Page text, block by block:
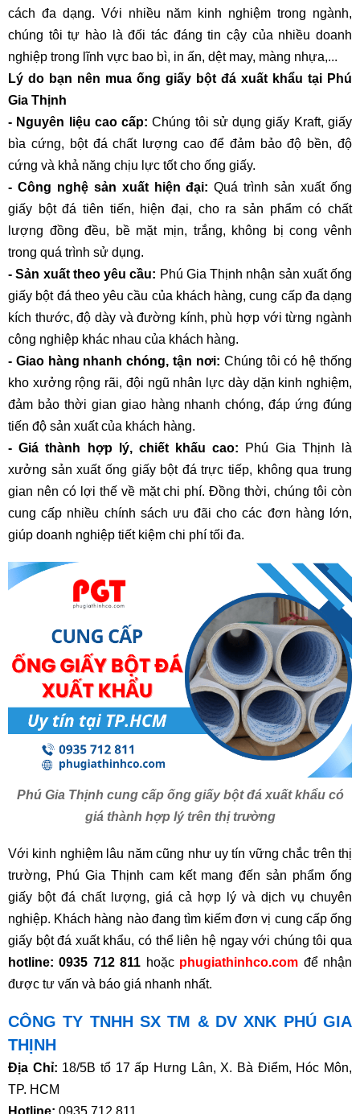
cách đa dạng. Với nhiều năm kinh nghiệm trong ngành,
chúng tôi tự hào là đối tác đáng tin cậy của nhiều doanh
nghiệp trong lĩnh vực bao bì, in ấn, dệt may, màng nhựa,...
Lý do bạn nên mua ống giấy bột đá xuất khẩu tại Phú
Gia Thịnh
- Nguyên liệu cao cấp: Chúng tôi sử dụng giấy Kraft, giấy
bìa cứng, bột đá chất lượng cao để đảm bảo độ bền, độ
cứng và khả năng chịu lực tốt cho ống giấy.
- Công nghệ sản xuất hiện đại: Quá trình sản xuất ống
giấy bột đá tiên tiến, hiện đại, cho ra sản phẩm có chất
lượng đồng đều, bề mặt mịn, trắng, không bị cong vênh
trong quá trình sử dụng.
- Sản xuất theo yêu cầu: Phú Gia Thịnh nhận sản xuất ống
giấy bột đá theo yêu cầu của khách hàng, cung cấp đa dạng
kích thước, độ dày và đường kính, phù hợp với từng ngành
công nghiệp khác nhau của khách hàng.
- Giao hàng nhanh chóng, tận nơi: Chúng tôi có hệ thống
kho xưởng rộng rãi, đội ngũ nhân lực dày dặn kinh nghiệm,
đảm bảo thời gian giao hàng nhanh chóng, đáp ứng đúng
tiến độ sản xuất của khách hàng.
- Giá thành hợp lý, chiết khấu cao: Phú Gia Thịnh là
xưởng sản xuất ống giấy bột đá trực tiếp, không qua trung
gian nên có lợi thế về mặt chi phí. Đồng thời, chúng tôi còn
cung cấp nhiều chính sách ưu đãi cho các đơn hàng lớn,
giúp doanh nghiệp tiết kiệm chi phí tối đa.
Phú Gia Thịnh cung cấp ống giấy bột đá xuất khẩu có
giá thành hợp lý trên thị trường
Với kinh nghiệm lâu năm cũng như uy tín vững chắc trên thị
trường, Phú Gia Thịnh cam kết mang đến sản phẩm ống
giấy bột đá chất lượng, giá cả hợp lý và dịch vụ chuyên
nghiệp. Khách hàng nào đang tìm kiếm đơn vị cung cấp ống
giấy bột đá xuất khẩu, có thể liên hệ ngay với chúng tôi qua
hotline:0935 712 811 hoặc phugiathinhco.com để nhận
được tư vấn và báo giá nhanh nhất.
CÔNG TY TNHH SX TM & DV XNK PHÚ GIA
THỊNH
Địa Chỉ: 18/5B tổ 17 ấp Hưng Lân, X. Bà Điểm, Hóc Môn,
TP. HCM
Hotline: 0935 712 811